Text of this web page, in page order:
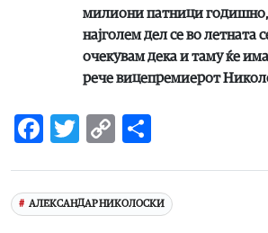
милиони патници
најголем дел се во летната
очекувам дека и таму ќе
рече вицепремиерот
Facebook
Twitter
Copy
АЛЕКСАНДАР НИКОЛОСКИ